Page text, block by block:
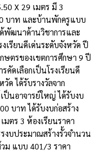
X 29 เมตร มี 3
บาท และบ้านพักครูแบบ
พัฒนาด้านวิชาการและ
เรียนดีเด่นระดับจังหวัด ปี
ษตรของเขตการศึกษา 9 ปี
คัดเลือกเป็นโรงเรียนดี
ด ได้รับรางวัลจาก
ป็นอาจารย์ใหญ่ ได้รับงบ
บาท ได้รับงบก่อสร้าง
ตร 3 ห้องเรียนราคา
งบประมาณสร้างรั้วจำนวน
ม แบบ 401/3 ราคา